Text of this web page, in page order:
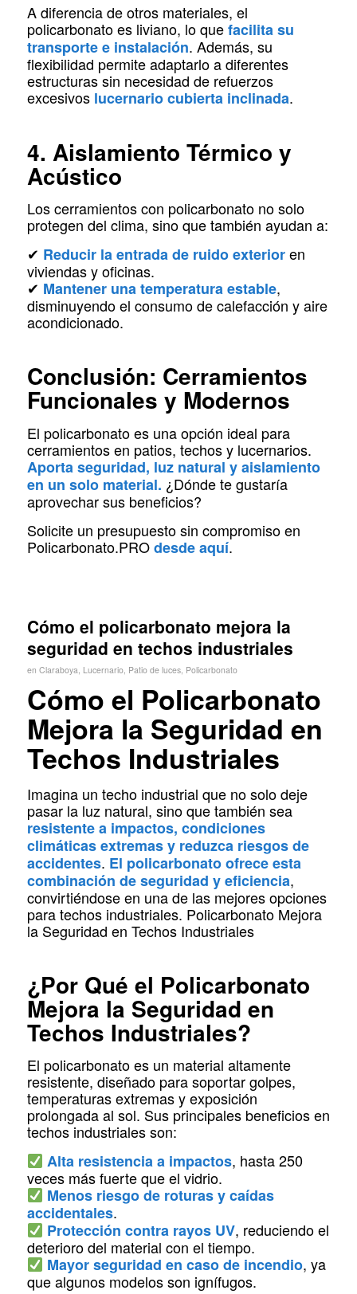
A diferencia de otros materiales, el
policarbonato es liviano, lo quefacilita su
transporte e instalación. Además, su
flexibilidad permite adaptarlo a diferentes
estructuras sin necesidad de refuerzos
excesivos lucernario cubierta inclinada.
4. Aislamiento Térmico y
Acústico
Los cerramientos con policarbonato no solo
protegen del clima, sino que también ayudan a:
✔ Reducir la entrada de ruido exterioren
viviendas y oficinas.
✔ Mantener una temperatura estable,
disminuyendo el consumo de calefacción y aire
acondicionado.
Conclusión: Cerramientos
Funcionales y Modernos
El policarbonato es una opción ideal para
cerramientos en patios, techos y lucernarios.
Aporta seguridad, luz natural y aislamiento
en un solo material. ¿Dónde te gustaría
aprovechar sus beneficios?
Solicite un presupuesto sin compromiso en
Policarbonato.PROdesde aquí.
Cómo el policarbonato mejora la
seguridad en techos industriales
en Claraboya, Lucernario, Patio de luces, Policarbonato
Cómo el Policarbonato
Mejora la Seguridad en
Techos Industriales
Imagina un techo industrial que no solo deje
pasar la luz natural, sino que también sea
resistente a impactos, condiciones
climáticas extremas y reduzca riesgos de
accidentes. El policarbonato ofrece esta
combinación de seguridad y eficiencia,
convirtiéndose en una de las mejores opciones
para techos industriales. Policarbonato Mejora
la Seguridad en Techos Industriales
¿Por Qué el Policarbonato
Mejora la Seguridad en
Techos Industriales?
El policarbonato es un material altamente
resistente, diseñado para soportar golpes,
temperaturas extremas y exposición
prolongada al sol. Sus principales beneficios en
techos industriales son:
Alta resistencia a impactos, hasta 250
veces más fuerte que el vidrio.
Menos riesgo de roturas y caídas
accidentales.
Protección contra rayos UV, reduciendo el
deterioro del material con el tiempo.
Mayor seguridad en caso de incendio, ya
que algunos modelos son ignífugos.